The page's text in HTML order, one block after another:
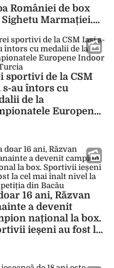
României de box
Marmației.
acasă
sportivi de la CSM
s-au întors cu
de la
Europene
16 ani, Răzvan
a devenit
național la box.
ieșeni au fost la